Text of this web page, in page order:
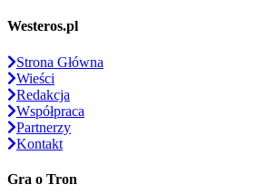
Westeros.pl
Strona Główna
Wieści
Redakcja
Współpraca
Partnerzy
Kontakt
Gra o Tron